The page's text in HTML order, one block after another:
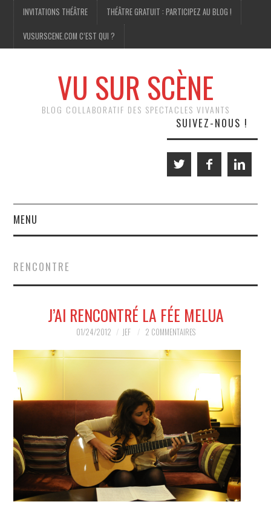
INVITATIONS THÉÂTRE THÉÂTRE GRATUIT : PARTICIPEZ AU BLOG !
VUSURSCENE.COM C’EST QUI ?
VU SUR SCÈNE
BLOG COLLABORATIF DES SPECTACLES VIVANTS
SUIVEZ-NOUS !
MENU
MUSIQUE
HUMOUR
HORS SCÈNE
PROPOSER UN SPECTACLE
RENCONTRE
J’AI RENCONTRÉ LA FÉE MELUA
01/24/2012 JEF 2 COMMENTAIRES